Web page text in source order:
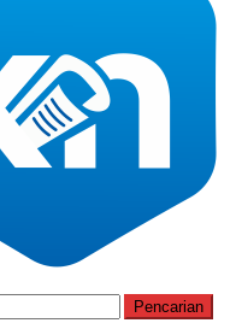
Pencarian